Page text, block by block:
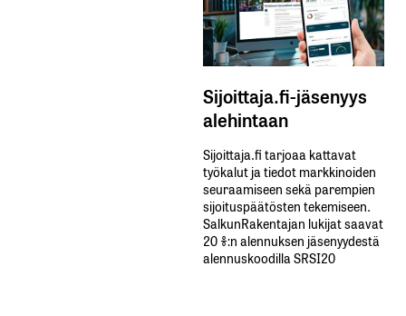
Sijoittaja.fi-jäsenyys
alehintaan
Sijoittaja.fi tarjoaa kattavat
työkalut ja tiedot markkinoiden
seuraamiseen sekä parempien
sijoituspäätösten tekemiseen.
SalkunRakentajan lukijat saavat
20 %:n alennuksen jäsenyydestä
alennuskoodilla SRSI20